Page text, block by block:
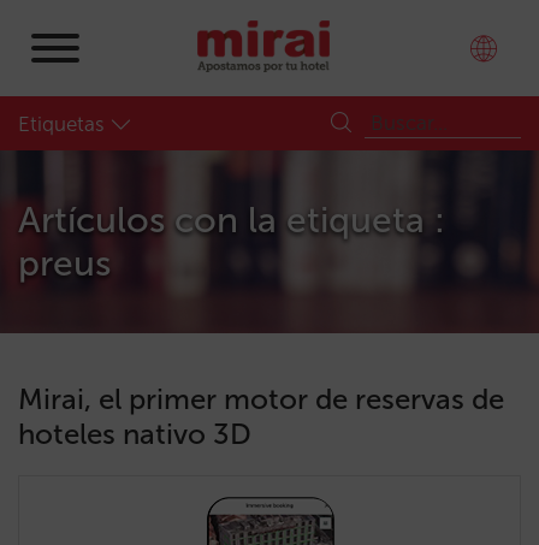
Etiquetas
Artículos con la etiqueta :
preus
Mirai, el primer motor de reservas de
hoteles nativo 3D